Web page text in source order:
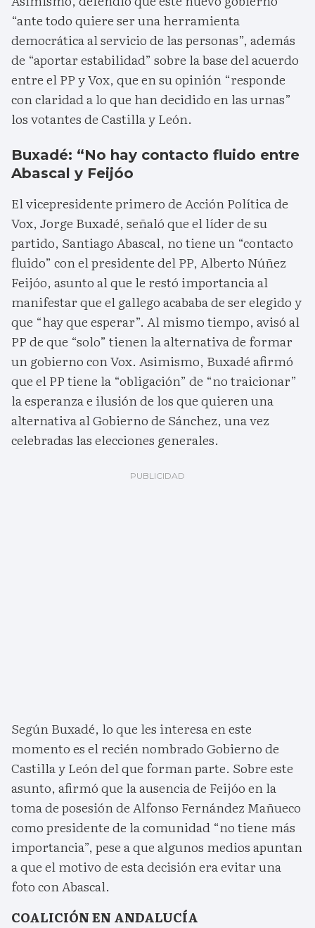
“ante todo quiere ser una herramienta
democrática al servicio de las personas”, además
de “aportar estabilidad” sobre la base del acuerdo
entre el PP y Vox, que en su opinión “responde
con claridad a lo que han decidido en las urnas”
los votantes de Castilla y León.
Buxadé: “No hay contacto fluido entre
Abascal y Feijóo
El vicepresidente primero de Acción Política de
Vox, Jorge Buxadé, señaló que el líder de su
partido, Santiago Abascal, no tiene un “contacto
fluido” con el presidente del PP, Alberto Núñez
Feijóo, asunto al que le restó importancia al
manifestar que el gallego acababa de ser elegido y
que “hay que esperar”. Al mismo tiempo, avisó al
PP de que “solo” tienen la alternativa de formar
un gobierno con Vox. Asimismo, Buxadé afirmó
que el PP tiene la “obligación” de “no traicionar”
la esperanza e ilusión de los que quieren una
alternativa al Gobierno de Sánchez, una vez
celebradas las elecciones generales.
Según Buxadé, lo que les interesa en este
momento es el recién nombrado Gobierno de
Castilla y León del que forman parte. Sobre este
asunto, afirmó que la ausencia de Feijóo en la
toma de posesión de Alfonso Fernández Mañueco
como presidente de la comunidad “no tiene más
importancia”, pese a que algunos medios apuntan
a que el motivo de esta decisión era evitar una
foto con Abascal.
COALICIÓN EN ANDALUCÍA